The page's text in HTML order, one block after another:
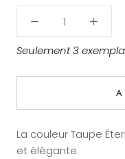
Seulement 3
La couleur Taupe
et élégante.